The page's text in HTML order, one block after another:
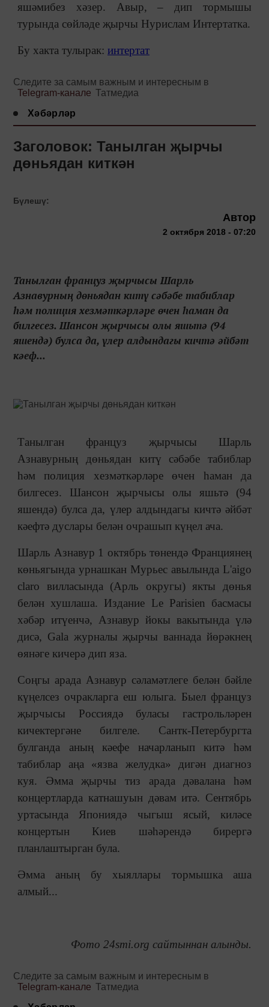
яшәмибез хәзер. Авыр, ‒ дип тормышы
турында сөйләде җырчы Нурислам Интертатка.
Бу хакта тулырак: интертат
Следите за самым важным и интересным в
Telegram-канале Татмедиа
Хәбәрләр
Заголовок: Танылган җырчы
дөньядан киткән
Бүлешү:
Автор
2 октября 2018 - 07:20
Танылган француз җырчысы Шарль
Азнавурның дөньядан китү сәбәбе табиблар
һәм полиция хезмәткәрләре өчен һаман да
билгесез. Шансон җырчысы олы яшьтә (94
яшендә) булса да, үлер алдындагы кичтә әйбәт
кәеф...
Танылган француз җырчысы Шарль
Азнавурның дөньядан китү сәбәбе табиблар
һәм полиция хезмәткәрләре өчен һаман да
билгесез. Шансон җырчысы олы яшьтә (94
яшендә) булса да, үлер алдындагы кичтә әйбәт
кәефтә дуслары белән очрашып күңел ача.
Шарль Азнавур 1 октябрь төнендә Франциянең
көньягында урнашкан Мурьес авылында L'aigo
claro вилласында (Арль округы) якты дөнья
белән хушлаша. Издание Le Parisien басмасы
хәбәр итүенчә, Азнавур йокы вакытында үлә
дисә, Gala журналы җырчы ваннада йөрәкнең
өянәге кичерә дип яза.
Соңгы арада Азнавур сәламәтлеге белән бәйле
күңелсез очракларга еш юлыга. Быел француз
җырчысы Россиядә буласы гастрольләрен
кичектергәне билгеле. Сантк-Петербургта
булганда аның кәефе начарланып китә һәм
табиблар аңа «язва желудка» дигән диагноз
куя. Әмма җырчы тиз арада дәвалана һәм
концертларда катнашуын дәвам итә. Сентябрь
уртасында Япониядә чыгыш ясый, киләсе
концертын Киев шәһәрендә бирергә
планлаштырган була.
Әмма аның бу хыяллары тормышка аша
алмый...
Фото 24smi.org сайтыннан алынды.
Следите за самым важным и интересным в
Telegram-канале Татмедиа